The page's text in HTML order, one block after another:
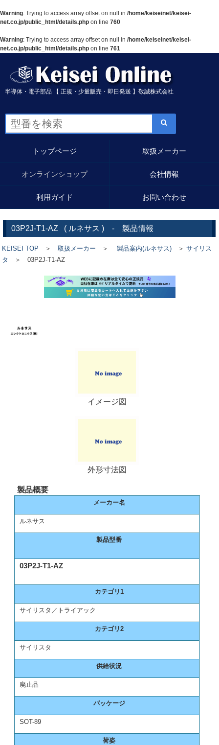
Warning: Trying to access array offset on null in /home/keiseinet/keisei-
net.co.jp/public_html/details.php on line 760
Warning: Trying to access array offset on null in /home/keiseinet/keisei-
net.co.jp/public_html/details.php on line 761
半導体・電子部品 【 正規・少量販売・即日発送 】敬誠株式会社
トップページ 取扱メーカー
オンラインショップ 会社情報
利用ガイド お問い合わせ
03P2J-T1-AZ ( ルネサス ) - 製品情報
KEISEI TOP ＞取扱メーカー ＞ 製品案内(ルネサス) ＞サイリス
タ
＞ 03P2J-T1-AZ
イメージ図
外形寸法図
製品概要
メーカー名
ルネサス
製品型番
03P2J-T1-AZ
カテゴリ1
サイリスタ／トライアック
カテゴリ2
サイリスタ
供給状況
廃止品
パッケージ
SOT-89
荷姿